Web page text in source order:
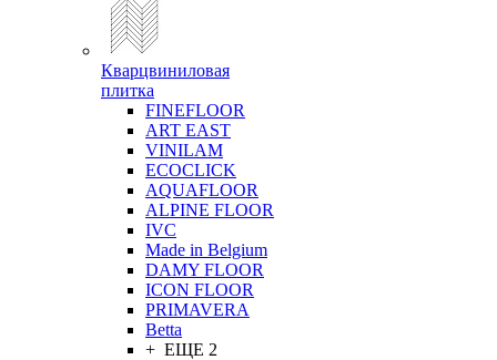
Кварцвиниловая
плитка
FINEFLOOR
ART EAST
VINILAM
ECOCLICK
AQUAFLOOR
ALPINE FLOOR
IVC
Made in Belgium
DAMY FLOOR
ICON FLOOR
PRIMAVERA
Betta
+ ЕЩЕ 2